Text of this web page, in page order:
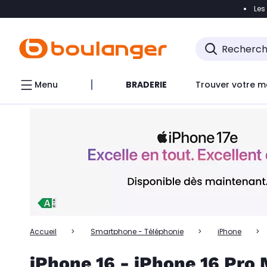
Accéder
Accéder directement au chatbot
Menu BRADERIE Trouver votre
Accueil Smartphone - Téléphonie iPhone